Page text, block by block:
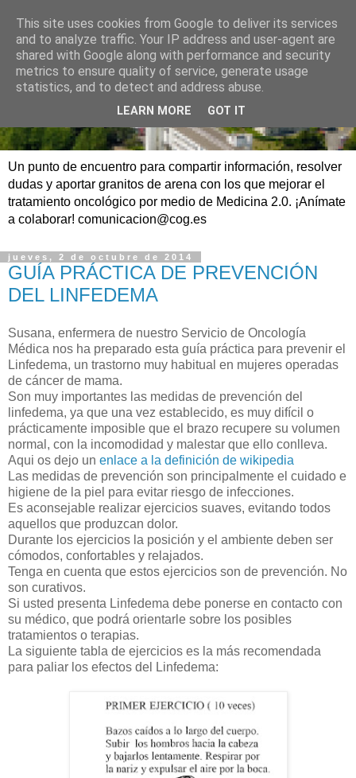
Un punto de encuentro para compartir información, resolver
dudas y aportar granitos de arena con los que mejorar el
tratamiento oncológico por medio de Medicina 2.0. ¡Anímate
a colaborar! comunicacion@cog.es
jueves, 2 de octubre de 2014
GUÍA PRÁCTICA DE PREVENCIÓN
DEL LINFEDEMA
Susana, enfermera de nuestro Servicio de Oncología
Médica nos ha preparado esta guía práctica para prevenir el
Linfedema, un trastorno muy habitual en mujeres operadas
de cáncer de mama.
Son muy importantes las medidas de prevención del
linfedema, ya que una vez establecido, es muy difícil o
prácticamente imposible que el brazo recupere su volumen
normal, con la incomodidad y malestar que ello conlleva.
Aqui os dejo un enlace a la definición de wikipedia
Las medidas de prevención son principalmente el cuidado e
higiene de la piel para evitar riesgo de infecciones.
Es aconsejable realizar ejercicios suaves, evitando todos
aquellos que produzcan dolor.
Durante los ejercicios la posición y el ambiente deben ser
cómodos, confortables y relajados.
Tenga en cuenta que estos ejercicios son de prevención. No
son curativos.
Si usted presenta Linfedema debe ponerse en contacto con
su médico, que podrá orientarle sobre los posibles
tratamientos o terapias.
La siguiente tabla de ejercicios es la más recomendada
para paliar los efectos del Linfedema:
This site uses cookies from Google to deliver its services
and to analyze traffic. Your IP address and user-agent are
shared with Google along with performance and security
metrics to ensure quality of service, generate usage
statistics, and to detect and address abuse.
LEARN MORE GOT IT